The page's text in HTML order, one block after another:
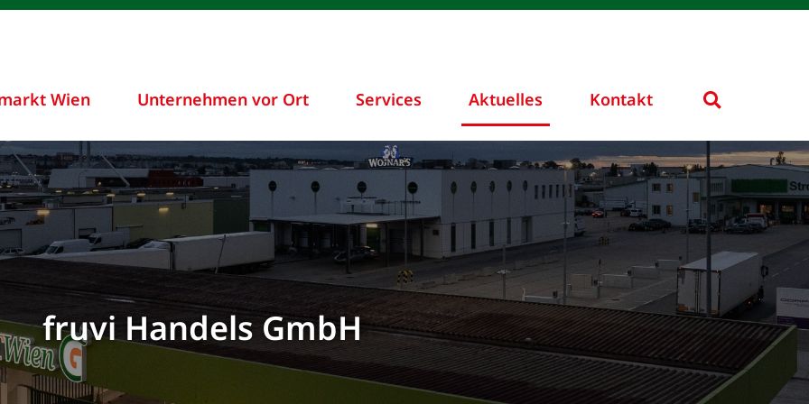
Wien Unternehmen vor Ort Services Aktuelles Kontakt
fruvi Handels GmbH